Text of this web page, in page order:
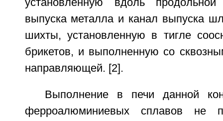
установленную вдоль
выпуска металла и канал выпуска
шихты, установленную в тигле
брикетов, и выполненную со
направляющей. [2].
Выполнение в печи данной
ферроалюминиевых сплавов не